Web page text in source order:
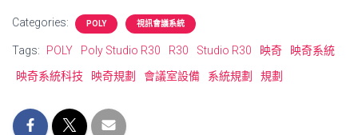
Categories: POLY 視訊會議系統
Tags: POLY Poly Studio R30 R30 Studio R30 映奇
映奇系統
映奇系統科技
映奇規劃 會議室設備 系統規劃 規劃